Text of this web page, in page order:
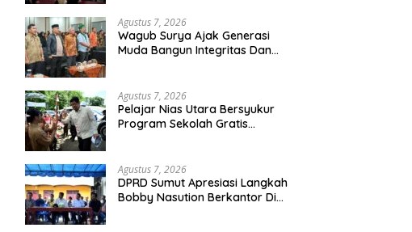
Agustus 7, 2026
Wagub Surya Ajak Generasi
Muda Bangun Integritas Dan
Agustus 7, 2026
Pelajar Nias Utara Bersyukur
Program Sekolah Gratis
Agustus 7, 2026
DPRD Sumut Apresiasi Langkah
Bobby Nasution Berkantor Di